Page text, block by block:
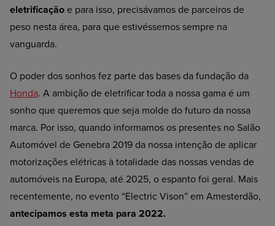
eletrificação e para isso, precisávamos de parceiros de
peso nesta área, para que estivéssemos sempre na
vanguarda.
O poder dos sonhos fez parte das bases da fundação da
Honda. A ambição de eletrificar toda a nossa gama é um
sonho que queremos que seja molde do futuro da nossa
marca. Por isso, quando informamos os presentes no Salão
Automóvel de Genebra 2019 da nossa intenção de aplicar
motorizações elétricas à totalidade das nossas vendas de
automóveis na Europa, até 2025, o espanto foi geral. Mais
recentemente, no evento “Electric Vison” em Amesterdão,
antecipamos esta meta para 2022.